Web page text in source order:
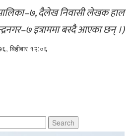
दैलेख निवासी लेखक हाल
इत्राममा बस्दै आएका छन् ।)
बिहीबार १२:०६